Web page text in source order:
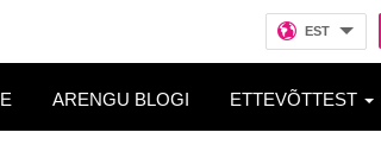
EST
ARENGU BLOGI ETTEVÕTTEST